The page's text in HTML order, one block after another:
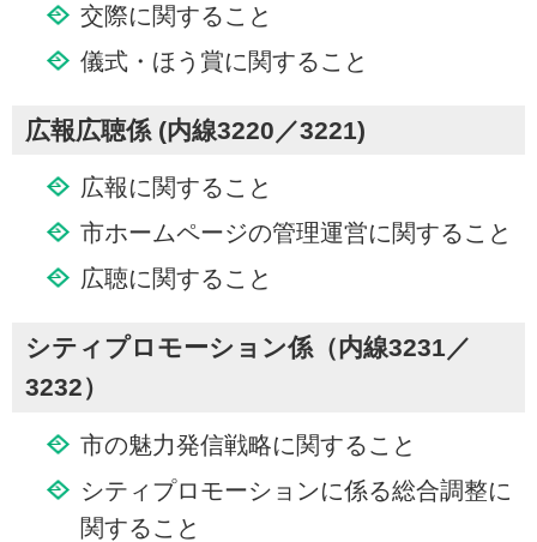
交際に関すること
儀式・ほう賞に関すること
広報広聴係 (内線3220／3221)
広報に関すること
市ホームページの管理運営に関すること
広聴に関すること
シティプロモーション係（内線3231／
3232）
市の魅力発信戦略に関すること
シティプロモーションに係る総合調整に
関すること